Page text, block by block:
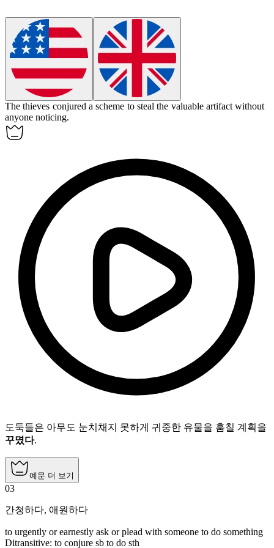
The thieves conjured a scheme to steal the valuable artifact without
anyone noticing.
도둑들은 아무도 눈치채지 못하게 귀중한 유물을 훔칠 계획을
꾸몄다.
예문 더 보기
03
간청하다, 애원하다
to urgently or earnestly ask or plead with someone to do something
Ditransitive: to conjure sb to do sth